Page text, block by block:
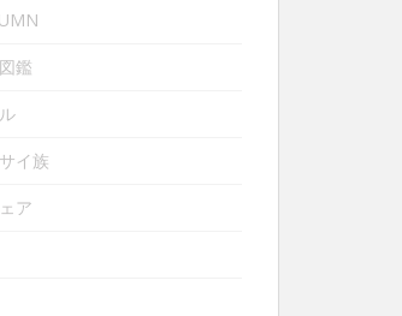
鑑
イ族
ア